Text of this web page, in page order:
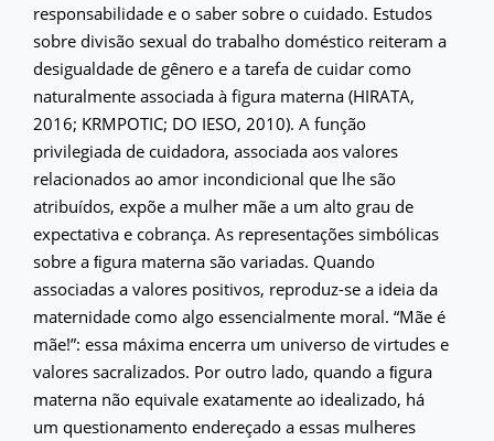
responsabilidade e o saber sobre o cuidado. Estudos
sobre divisão sexual do trabalho doméstico reiteram a
desigualdade de gênero e a tarefa de cuidar como
naturalmente associada à figura materna (HIRATA,
2016; KRMPOTIC; DO IESO, 2010). A função
privilegiada de cuidadora, associada aos valores
relacionados ao amor incondicional que lhe são
atribuídos, expõe a mulher mãe a um alto grau de
expectativa e cobrança. As representações simbólicas
sobre a ﬁgura materna são variadas. Quando
associadas a valores positivos, reproduz-se a ideia da
maternidade como algo essencialmente moral. “Mãe é
mãe!”: essa máxima encerra um universo de virtudes e
valores sacralizados. Por outro lado, quando a ﬁgura
materna não equivale exatamente ao idealizado, há
um questionamento endereçado a essas mulheres